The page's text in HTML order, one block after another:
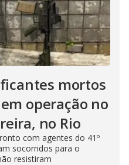
mortos
operação no
no Rio
com agentes do 41º
socorridos para o
resistiram